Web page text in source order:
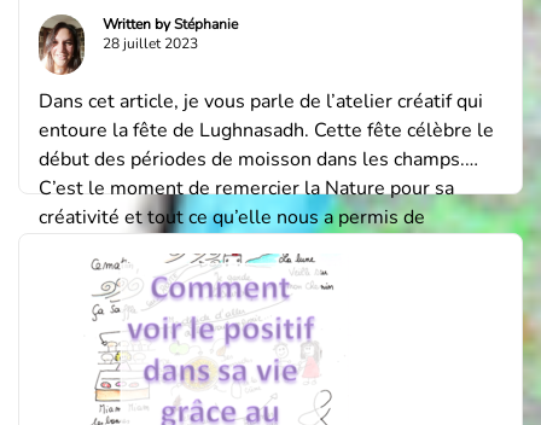
Written byStéphanie
28 juillet 2023
Dans cet article, je vous parle de l’atelier créatif qui
entoure la fête de Lughnasadh. Cette fête célèbre le
début des périodes de moisson dans les champs.
C’est le moment de remercier la Nature pour sa
créativité et tout ce qu’elle nous a permis de
une fête […]